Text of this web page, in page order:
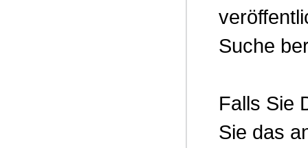
Suche
Falls Sie
Sie das